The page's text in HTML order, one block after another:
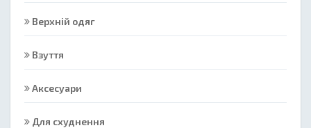
Верхній одяг
Взуття
Аксесуари
Для схуднення